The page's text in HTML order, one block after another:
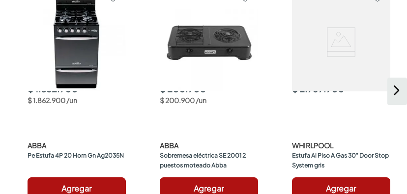
$ 1.862.900
$1.862.900/un
ABBA
Pe Estufa 4P 20 Horn Gn Ag2035N
Agregar
$ 200.900
$200.900/un
ABBA
Sobremesa eléctrica SE 2001 2
puestos moteado Abba
Agregar
$ 2.969.900
WHIRLPOOL
Estufa Al Piso A Gas 30" Door Stop
System gris
Agregar